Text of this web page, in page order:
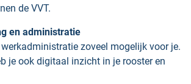
de VVT.
en administratie
zoveel mogelijk voor je.
je ook digitaal inzicht in je rooster en